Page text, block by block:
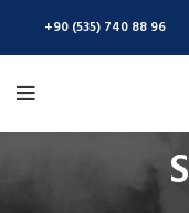
+90 (535) 740 88 96